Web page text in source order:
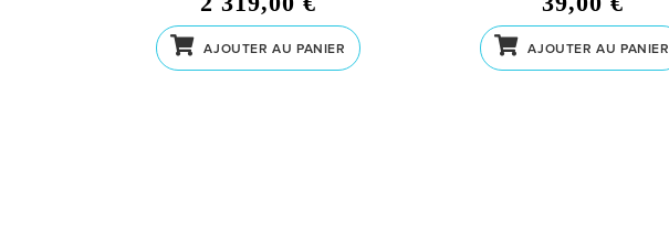
AJOUTER AU PANIER AJOUTER AU PANIER